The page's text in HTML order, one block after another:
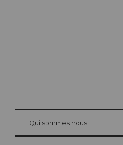
Carte d’hôte Lucerne
at Bre
Qui sommes nous